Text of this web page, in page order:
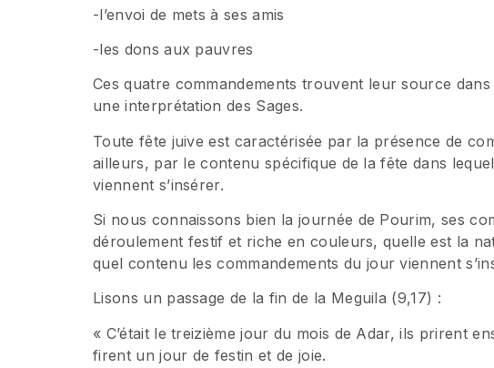
-l’envoi de mets à ses amis
-les dons aux pauvres
Ces quatre commandements trouvent leur source
une interprétation des Sages.
Toute fête juive est caractérisée par la présence de
ailleurs, par le contenu spécifique de la fête dans
viennent s’insérer.
Si nous connaissons bien la journée de Pourim, ses
déroulement festif et riche en couleurs, quelle est la
quel contenu les commandements du jour viennent
Lisons un passage de la fin de la Meguila (9,17) :
« C’était le treizième jour du mois de Adar, ils prirent
firent un jour de festin et de joie.